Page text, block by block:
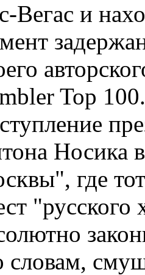
Вегас и
Top
Носика
где
словам,